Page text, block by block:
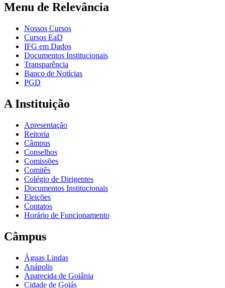
Menu de Relevância
Nossos Cursos
Cursos EaD
IFG em Dados
Documentos Institucionais
Transparência
Banco de Notícias
PGD
A Instituição
Apresentação
Reitoria
Câmpus
Conselhos
Comissões
Comitês
Colégio de Dirigentes
Documentos Institucionais
Eleições
Contatos
Horário de Funcionamento
Câmpus
Águas Lindas
Anápolis
Aparecida de Goiânia
Cidade de Goiás